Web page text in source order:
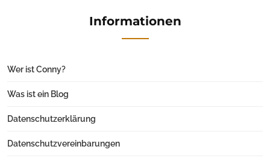
Informationen
Wer ist Conny?
Was ist ein Blog
Datenschutzerklärung
Datenschutzvereinbarungen